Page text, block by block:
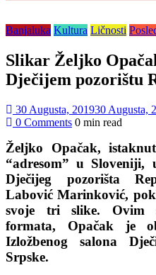
Banjaluka Kultura Ličnosti
Slikar Željko
Dječijem pozorištu
30 Augusta, 201930 Augusta,
0 Comments 0 min read
Željko Opačak,
“adresom” u
Dječijeg pozorišta
Labović Marinković,
svoje tri slike. Ovim
formata, Opačak je
Izložbenog salona
Srpske.